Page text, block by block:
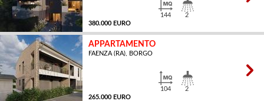
380.000 EURO
144 2
APPARTAMENTO
FAENZA (RA), BORGO
265.000 EURO
104 2